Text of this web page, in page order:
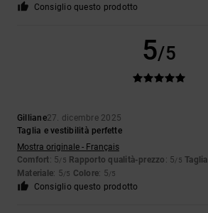
Consiglio questo prodotto
5/5
Gilliane27. dicembre 2025
Taglia e vestibilità perfette
Mostra originale - Français
Comfort: 5/5 Rapporto qualità-prezzo : 5/5 Taglia
Materiale: 5/5 Colore: 5/5
Consiglio questo prodotto